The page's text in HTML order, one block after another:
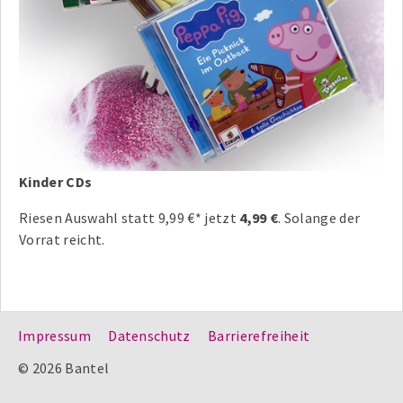
Kinder CDs
Riesen Auswahl statt 9,99 €* jetzt 4,99 €. Solange der
Vorrat reicht.
Impressum Datenschutz
Barrierefreiheit
© 2026 Bantel